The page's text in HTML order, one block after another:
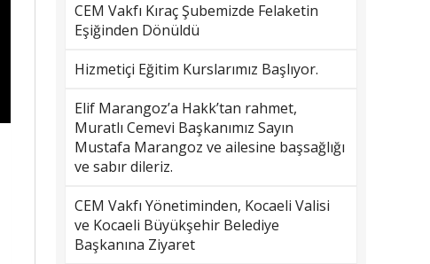
CEM Vakfı Kıraç Şubemizde Felaketin
Eşiğinden Dönüldü
Hizmetiçi Eğitim Kurslarımız Başlıyor.
Elif Marangoz’a Hakk’tan rahmet,
Muratlı Cemevi Başkanımız Sayın
Mustafa Marangoz ve ailesine başsağlığı
ve sabır dileriz.
CEM Vakfı Yönetiminden, Kocaeli Valisi
ve Kocaeli Büyükşehir Belediye
Başkanına Ziyaret